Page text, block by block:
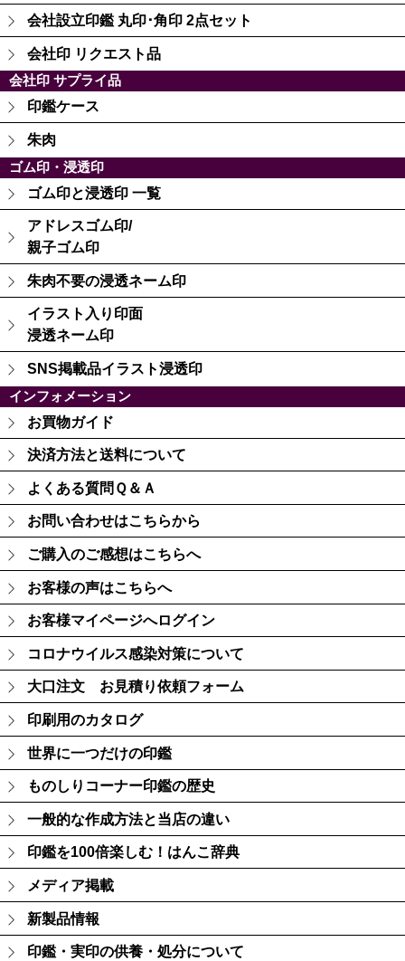
会社設立印鑑 丸印･角印 2点セット
会社印 リクエスト品
会社印 サプライ品
印鑑ケース
朱肉
ゴム印・浸透印
ゴム印と浸透印 一覧
アドレスゴム印/
親子ゴム印
朱肉不要の浸透ネーム印
イラスト入り印面
浸透ネーム印
SNS掲載品イラスト浸透印
インフォメーション
お買物ガイド
決済方法と送料について
よくある質問Ｑ＆Ａ
お問い合わせはこちらから
ご購入のご感想はこちらへ
お客様の声はこちらへ
お客様マイページへログイン
コロナウイルス感染対策について
大口注文 お見積り依頼フォーム
印刷用のカタログ
世界に一つだけの印鑑
ものしりコーナー印鑑の歴史
一般的な作成方法と当店の違い
印鑑を100倍楽しむ！はんこ辞典
メディア掲載
新製品情報
印鑑・実印の供養・処分について